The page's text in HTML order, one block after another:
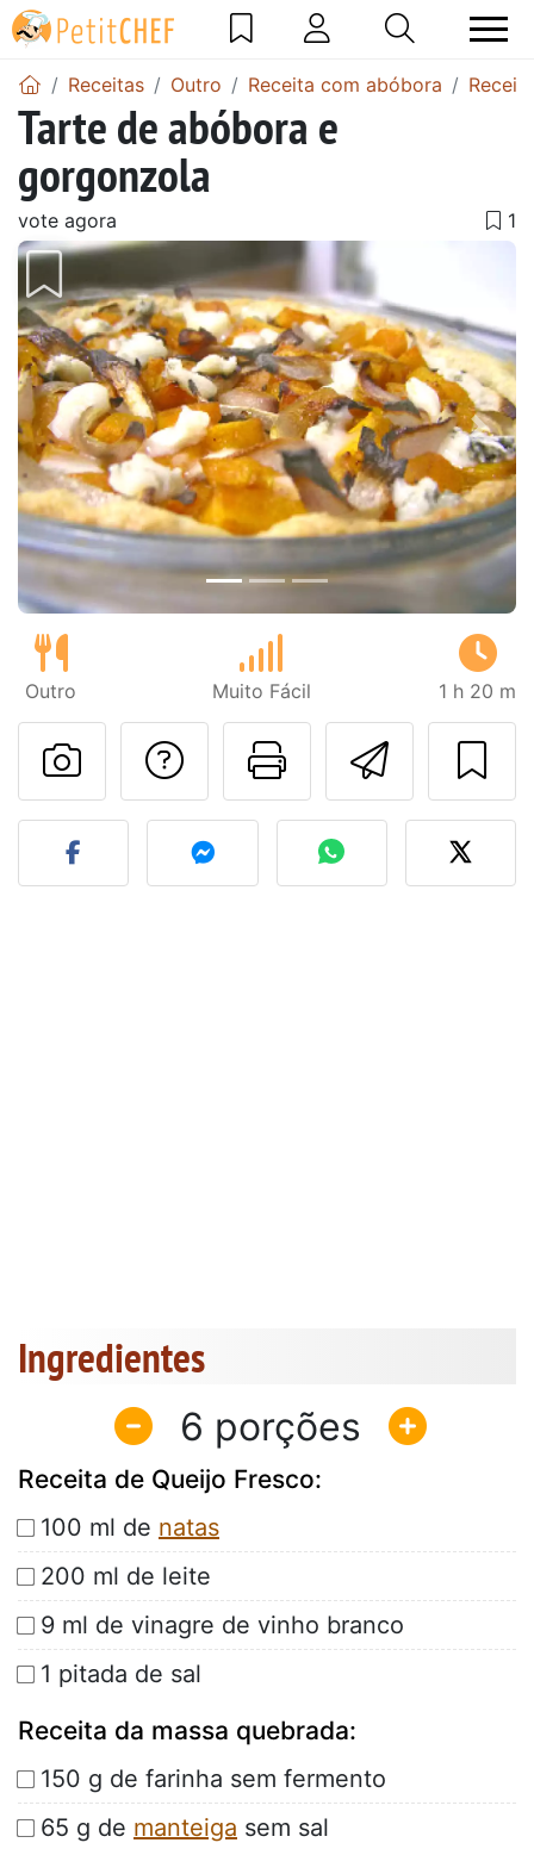
Receitas Outro Receita com abóbora
Tarte de abóbora e
gorgonzola
vote agora
Anterior Next
Outro Muito Fácil 1 h 20 m
Imprima
Falar com o autor
Fez esta receita?
Ingredientes
6
Receita de Queijo Fresco:
100 ml de natas
200 ml de leite
9 ml de vinagre de vinho branco
1 pitada de sal
Receita da massa quebrada:
150 g de farinha sem fermento
65 g de manteiga sem sal